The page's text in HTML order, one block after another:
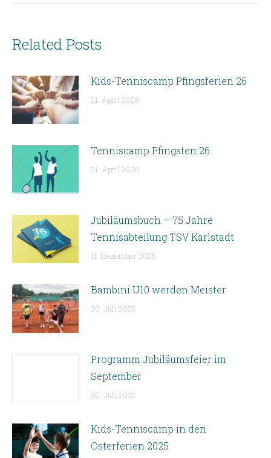
Related Posts
Kids-Tenniscamp Pfingsferien 26
21. April 2026
Tenniscamp Pfingsten 26
21. April 2026
Jubiläumsbuch – 75 Jahre
Tennisabteilung TSV Karlstadt
11. Dezember 2025
Bambini U10 werden Meister
30. Juli 2025
Programm Jubiläumsfeier im
September
30. Juli 2025
Kids-Tenniscamp in den
Osterferien 2025